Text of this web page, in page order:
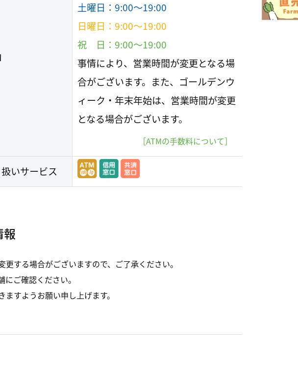
土曜日：9:00〜19:00
日曜日：9:00〜19:00
祝 日：9:00〜19:00
事情により、営業時間が変更となる場
合がございます。また、ゴールデンウ
ィーク・年末年始は、営業時間が変更
となる場合がございます。
［ATMの手数料について］
いサービス
報
する場合がございますので、ご了承ください。
ご確認ください。
すようお願い申し上げます。